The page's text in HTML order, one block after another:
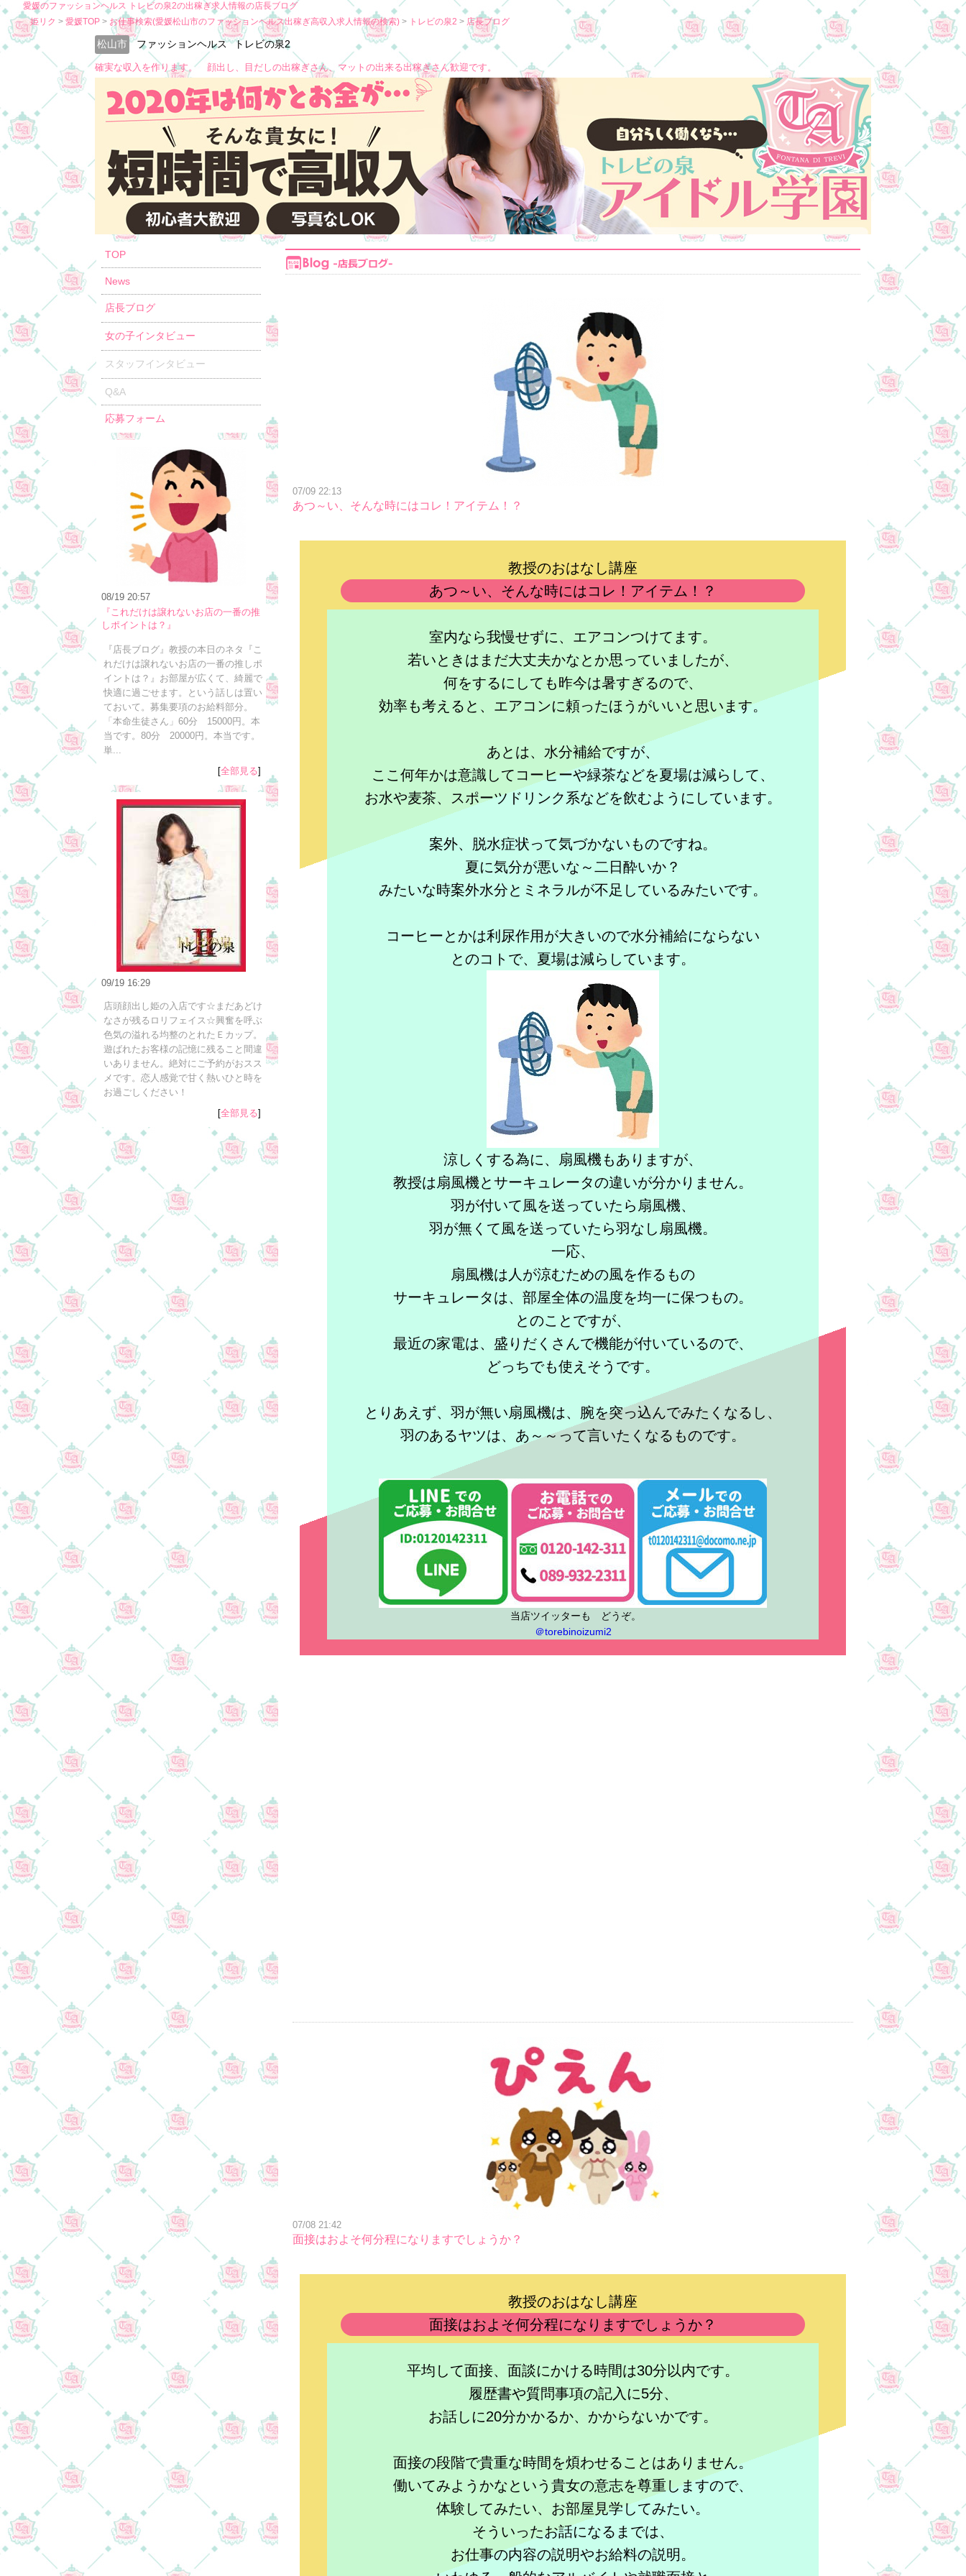
愛媛のファッションヘルス トレビの泉2の出稼ぎ求人情報の店長ブログ
姫リク
愛媛TOP お仕事検索(愛媛松山市のファッションヘルス出稼ぎ高収入求人情報の検索) トレビの泉2 店長ブログ
松山市 ファッションヘルス トレビの泉2
確実な収入を作ります。 顔出し、目だしの出稼ぎさん、マットの出来る出稼ぎさん歓迎です。
TOP
News
店長ブログ
女の子インタビュー
スタッフインタビュー
Q&A
応募フォーム
08/19 20:57
『これだけは譲れないお店の一番の推
しポイントは？』
『店長ブログ』教授の本日のネタ『こ
れだけは譲れないお店の一番の推しポ
イントは？』お部屋が広くて、綺麗で
快適に過ごせます。という話しは置い
ておいて。募集要項のお給料部分。
「本命生徒さん」60分 15000円。本
当です。80分 20000円。本当です。
単...
[全部見る]
09/19 16:29
店頭顔出し姫の入店です☆まだあどけ
なさが残るロリフェイス☆興奮を呼ぶ
色気の溢れる均整のとれたＥカップ。
遊ばれたお客様の記憶に残ること間違
いありません。絶対にご予約がおスス
メです。恋人感覚で甘く熱いひと時を
お過ごしください！
[全部見る]
07/09 22:13
あつ～い、そんな時にはコレ！アイテム！？
教授のおはなし講座
あつ～い、そんな時にはコレ！アイテム！？
室内なら我慢せずに、エアコンつけてます。
若いときはまだ大丈夫かなとか思っていましたが、
何をするにしても昨今は暑すぎるので、
効率も考えると、エアコンに頼ったほうがいいと思います。
あとは、水分補給ですが、
ここ何年かは意識してコーヒーや緑茶などを夏場は減らして、
お水や麦茶、スポーツドリンク系などを飲むようにしています。
案外、脱水症状って気づかないものですね。
夏に気分が悪いな～二日酔いか？
みたいな時案外水分とミネラルが不足しているみたいです。
コーヒーとかは利尿作用が大きいので水分補給にならない
とのコトで、夏場は減らしています。
涼しくする為に、扇風機もありますが、
教授は扇風機とサーキュレータの違いが分かりません。
羽が付いて風を送っていたら扇風機、
羽が無くて風を送っていたら羽なし扇風機。
一応、
扇風機は​​人が涼むための風を作るもの
サーキュレータは、部屋全体の温度を均一に保つもの。
とのことですが、
最近の家電は、盛りだくさんで機能が付いているので、
どっちでも使えそうです。
とりあえず、羽が無い扇風機は、腕を突っ込んでみたくなるし、
羽のあるヤツは、あ～～って言いたくなるものです。
当店ツイッターも どうぞ。
＠torebinoizumi2
07/08 21:42
面接はおよそ何分程になりますでしょうか？
教授のおはなし講座
面接はおよそ何分程になりますでしょうか？
平均して面接、面談にかける時間は30分以内です。
履歴書や質問事項の記入に5分、
お話しに20分かかるか、かからないかです。
面接の段階で貴重な時間を煩わせることはありません。
働いてみようかなという貴女の意志を尊重しますので、
体験してみたい、お部屋見学してみたい。
そういったお話になるまでは、
お仕事の内容の説明やお給料の説明。